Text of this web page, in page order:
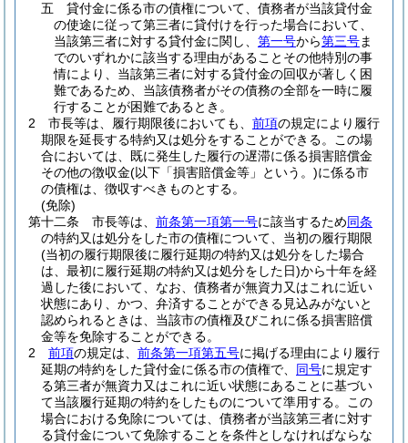
五
貸付金に係る市の債権について、債務者が当該貸付金
の使途に従って第三者に貸付けを行った場合において、
当該第三者に対する貸付金に関し、 第一号から第三号ま
でのいずれかに該当する理由があることその他特別の事
情により、当該第三者に対する貸付金の回収が著しく困
難であるため、当該債務者がその債務の全部を一時に履
行することが困難であるとき。
2
市長等は、履行期限後においても、 前項の規定により履行
期限を延長する特約又は処分をすることができる。
この場
合においては、既に発生した履行の遅滞に係る損害賠償金
その他の徴収金(以下「損害賠償金等」という。)に係る市
の債権は、徴収すべきものとする。
(免除)
第十二条
市長等は、 前条第一項第一号に該当するため同条
の特約又は処分をした市の債権について、当初の履行期限
(当初の履行期限後に履行延期の特約又は処分をした場合
は、最初に履行延期の特約又は処分をした日)から十年を経
過した後において、なお、債務者が無資力又はこれに近い
状態にあり、かつ、弁済することができる見込みがないと
認められるときは、当該市の債権及びこれに係る損害賠償
金等を免除することができる。
2
前項の規定は、 前条第一項第五号に掲げる理由により履行
延期の特約をした貸付金に係る市の債権で、 同号に規定す
る第三者が無資力又はこれに近い状態にあることに基づい
て当該履行延期の特約をしたものについて準用する。
この
場合における免除については、債務者が当該第三者に対す
る貸付金について免除することを条件としなければならな